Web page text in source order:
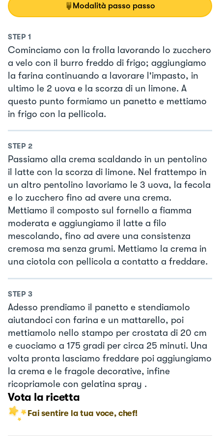
Modalità passo passo
STEP 1
Cominciamo con la frolla lavorando lo zucchero
a velo con il burro freddo di frigo; aggiungiamo
la farina continuando a lavorare l'impasto, in
ultimo le 2 uova e la scorza di un limone. A
questo punto formiamo un panetto e mettiamo
in frigo con la pellicola.
STEP 2
Passiamo alla crema scaldando in un pentolino
il latte con la scorza di limone. Nel frattempo in
un altro pentolino lavoriamo le 3 uova, la fecola
e lo zucchero fino ad avere una crema.
Mettiamo il composto sul fornello a fiamma
moderata e aggiungiamo il latte a filo
mescolando, fino ad avere una consistenza
cremosa ma senza grumi. Mettiamo la crema in
una ciotola con pellicola a contatto a freddare.
STEP 3
Adesso prendiamo il panetto e stendiamolo
aiutandoci con farina e un mattarello, poi
mettiamolo nello stampo per crostata di 20 cm
e cuociamo a 175 gradi per circa 25 minuti. Una
volta pronta lasciamo freddare poi aggiungiamo
la crema e le fragole decorative, infine
ricopriamole con gelatina spray .
Vota la ricetta
Fai sentire la tua voce, chef!